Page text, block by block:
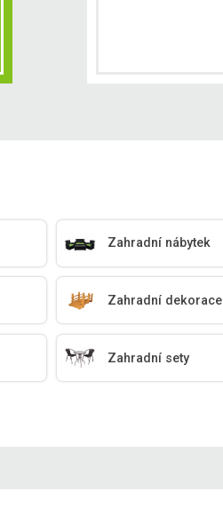
Zahradní nábytek
Zahradní dekorace
Zahradní sety